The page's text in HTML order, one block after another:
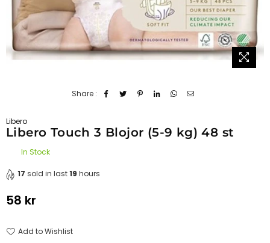
Share :
Libero
Libero Touch 3 Blojor (5-9 kg) 48 st
In Stock
17 sold in last19 hours
Regular
58 kr
Add to Wishlist